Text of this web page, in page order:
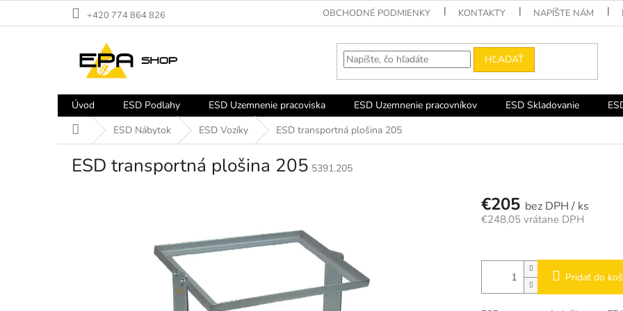
+420 774 864 826 OBCHODNÉ PODMIENKY KONTAKTY NAPÍŠTE NÁM
HĽADAŤ
Úvod ESD Podlahy ESD Uzemnenie pracoviska ESD Uzemnenie pracovníkov ESD Skladovanie
DomovESD Nábytok ESD Vozíky ESD transportná plošina 205
ESD transportná plošina 205 5391.205
€205 / ks
€248,05 vrátane DPH
Pridať do